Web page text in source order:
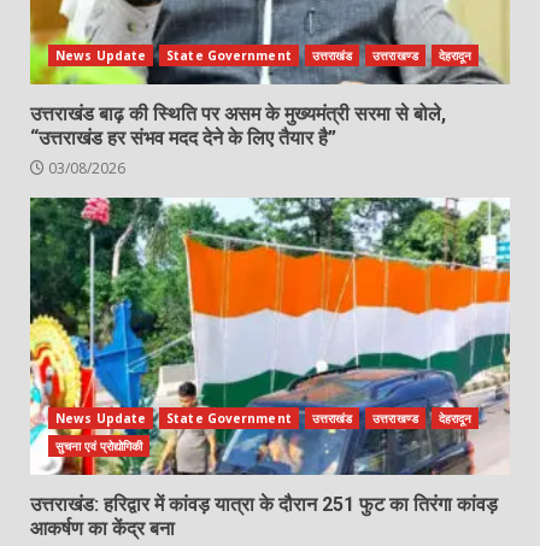
News Update State Government उत्तराखंड उत्तराखण्ड देहरादून
उत्तराखंड बाढ़ की स्थिति पर असम के मुख्यमंत्री सरमा से बोले,
“उत्तराखंड हर संभव मदद देने के लिए तैयार है”
03/08/2026
News Update State Government उत्तराखंड उत्तराखण्ड
देहरादून
सुचना एवं प्रोद्योगिकी
उत्तराखंड: हरिद्वार में कांवड़ यात्रा के दौरान 251 फुट का तिरंगा कांवड़
आकर्षण का केंद्र बना